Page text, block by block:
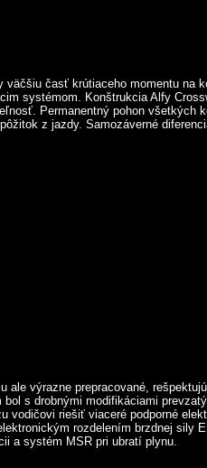
časť krútiaceho momentu na
systémom. Konštrukcia Alfy
Permanentný pohon všetkých
z jazdy. Samozáverné
výrazne prepracované,
s drobnými modifikáciami
vodičovi riešiť viaceré podporné
rozdelením brzdnej sily
a systém MSR pri ubratí plynu.